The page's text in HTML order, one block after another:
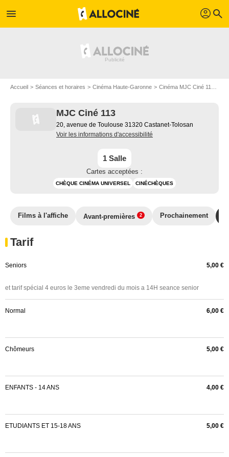
menu profil search
Accueil Séances et horaires Cinéma Haute-Garonne Cinéma MJC Ciné 113
MJC Ciné 113
20, avenue de Toulouse 31320 Castanet-Tolosan
Voir les informations d'accessibilité
1 Salle
Cartes acceptées :
CHÈQUE CINÉMA UNIVERSEL CINÉCHÈQUES
Films à l'affiche Avant-premières 2 Prochainement
Tarif
Seniors 5,00 €
et tarif spécial 4 euros le 3eme vendredi du mois a 14H seance senior
Normal 6,00 €
Chômeurs 5,00 €
ENFANTS - 14 ANS 4,00 €
ETUDIANTS ET 15-18 ANS 5,00 €